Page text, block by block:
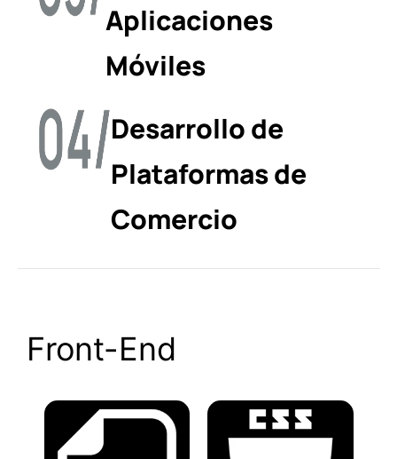
Aplicaciones
Móviles
Desarrollo de
Plataformas de
Comercio
Front-End